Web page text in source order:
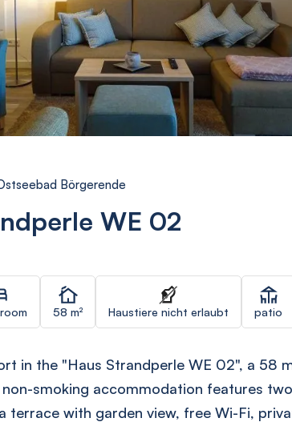
Börgerende
WE 02
58 m² Haustiere nicht erlaubt patio
in the "Haus Strandperle WE 02", a 58
non-smoking accommodation features
terrace with garden view, free Wi-Fi,